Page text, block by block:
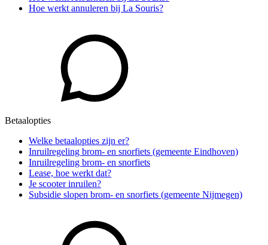
Hoe werkt annuleren bij La Souris?
Betaalopties
Welke betaalopties zijn er?
Inruilregeling brom- en snorfiets (gemeente Eindhoven)
Inruilregeling brom- en snorfiets
Lease, hoe werkt dat?
Je scooter inruilen?
Subsidie slopen brom- en snorfiets (gemeente Nijmegen)